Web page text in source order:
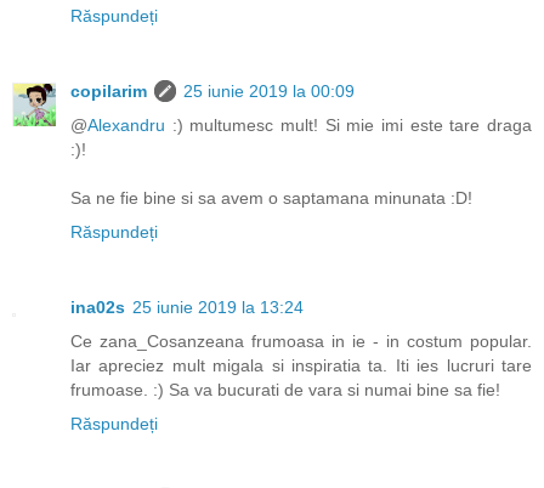
Răspundeți
copilarim
25 iunie 2019 la 00:09
@Alexandru :) multumesc mult! Si mie imi este tare draga
:)!
Sa ne fie bine si sa avem o saptamana minunata :D!
Răspundeți
ina02s 25 iunie 2019 la 13:24
Ce zana_Cosanzeana frumoasa in ie - in costum popular.
Iar apreciez mult migala si inspiratia ta. Iti ies lucruri tare
frumoase. :) Sa va bucurati de vara si numai bine sa fie!
Răspundeți